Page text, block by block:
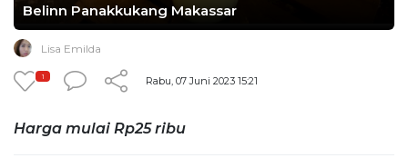
Belinn Panakkukang Makassar
Lisa Emilda
1 Rabu, 07 Juni 2023 15:21
Harga mulai Rp25 ribu